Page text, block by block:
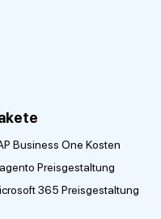
Business One Kosten
Preisgestaltung
365 Preisgestaltung